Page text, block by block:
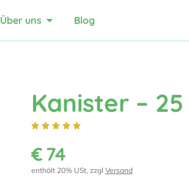
Über uns Blog
Kanister –
    
€74
enthält 20% USt, zzgl Versand